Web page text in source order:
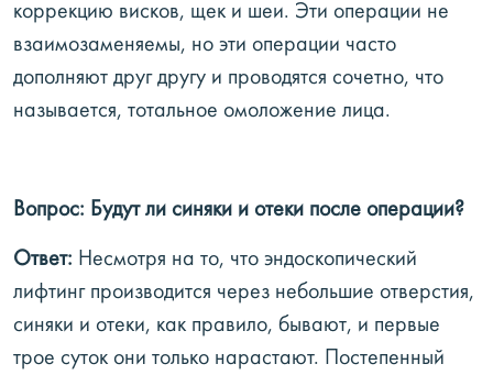
коррекцию висков, щек и шеи. Эти операции не
взаимозаменяемы, но эти операции часто
дополняют друг другу и проводятся сочетно, что
называется, тотальное омоложение лица.
Вопрос: Будут ли синяки и отеки после операции?
Ответ: Несмотря на то, что эндоскопический
лифтинг производится через небольшие отверстия,
синяки и отеки, как правило, бывают, и первые
трое суток они только нарастают. Постепенный